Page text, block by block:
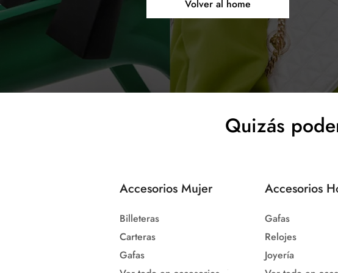
Volver al home
Quizás
Accesorios Mujer
Billeteras
Carteras
Gafas
Accesorios
Gafas
Relojes
Joyería